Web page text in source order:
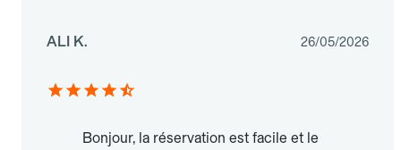
ALI K. 26/05/2026
Bonjour, la réservation est facile et le